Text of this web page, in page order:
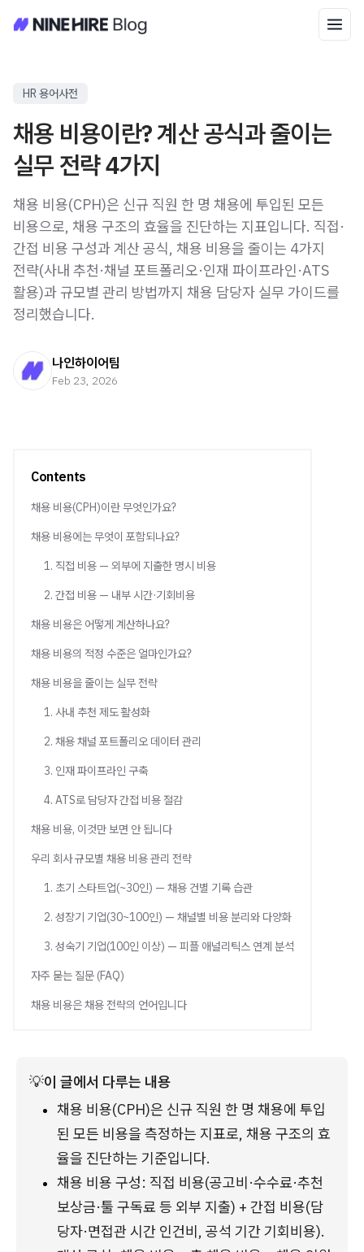
HR 용어사전
채용 비용이란? 계산 공식과 줄이는
실무 전략 4가지
채용 비용(CPH)은 신규 직원 한 명 채용에 투입된 모든
비용으로, 채용 구조의 효율을 진단하는 지표입니다. 직접·
간접 비용 구성과 계산 공식, 채용 비용을 줄이는 4가지
전략(사내 추천·채널 포트폴리오·인재 파이프라인·ATS
활용)과 규모별 관리 방법까지 채용 담당자 실무 가이드를
정리했습니다.
나인하이어팀
Feb 23, 2026
Contents
채용 비용(CPH)이란 무엇인가요?
채용 비용에는 무엇이 포함되나요?
1. 직접 비용 — 외부에 지출한 명시 비용
2. 간접 비용 — 내부 시간·기회비용
채용 비용은 어떻게 계산하나요?
채용 비용의 적정 수준은 얼마인가요?
채용 비용을 줄이는 실무 전략
1. 사내 추천 제도 활성화
2. 채용 채널 포트폴리오 데이터 관리
3. 인재 파이프라인 구축
4. ATS로 담당자 간접 비용 절감
채용 비용, 이것만 보면 안 됩니다
우리 회사 규모별 채용 비용 관리 전략
1. 초기 스타트업(~30인) — 채용 건별 기록 습관
2. 성장기 기업(30~100인) — 채널별 비용 분리와 다양화
3. 성숙기 기업(100인 이상) — 피플 애널리틱스 연계 분석
자주 묻는 질문 (FAQ)
채용 비용은 채용 전략의 언어입니다
💡이 글에서 다루는 내용
채용 비용(CPH)은 신규 직원 한 명 채용에 투입
된 모든 비용을 측정하는 지표로, 채용 구조의 효
율을 진단하는 기준입니다.
채용 비용 구성: 직접 비용(공고비·수수료·추천
보상금·툴 구독료 등 외부 지출) + 간접 비용(담
당자·면접관 시간 인건비, 공석 기간 기회비용).